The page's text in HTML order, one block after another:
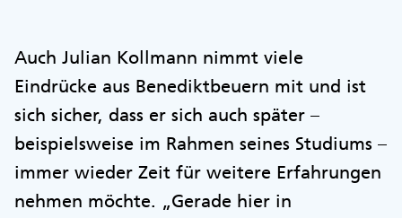
Auch Julian Kollmann nimmt viele
Eindrücke aus Benediktbeuern mit und ist
sich sicher, dass er sich auch später –
beispielsweise im Rahmen seines Studiums –
immer wieder Zeit für weitere Erfahrungen
nehmen möchte. „Gerade hier in